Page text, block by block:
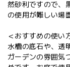
然砂利ですので、
の使用が難しい場
＜おすすめの使い
水槽の底石や、透
ガーデンの雰囲気